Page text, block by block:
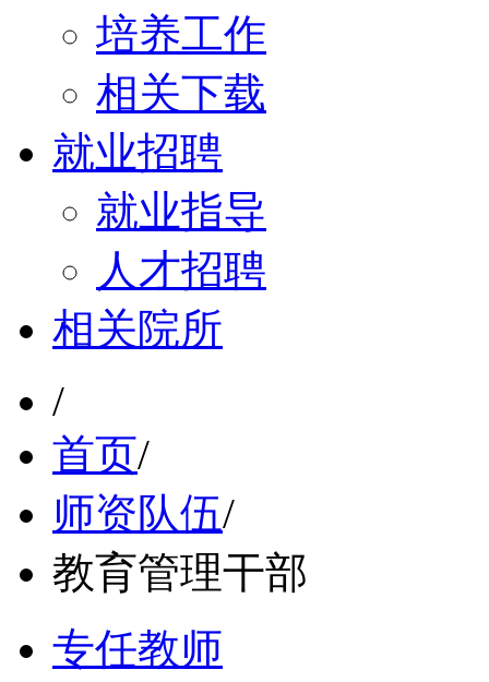
培养工作
相关下载
就业招聘
就业指导
人才招聘
相关院所
/
首页/
师资队伍/
教育管理干部
专任教师